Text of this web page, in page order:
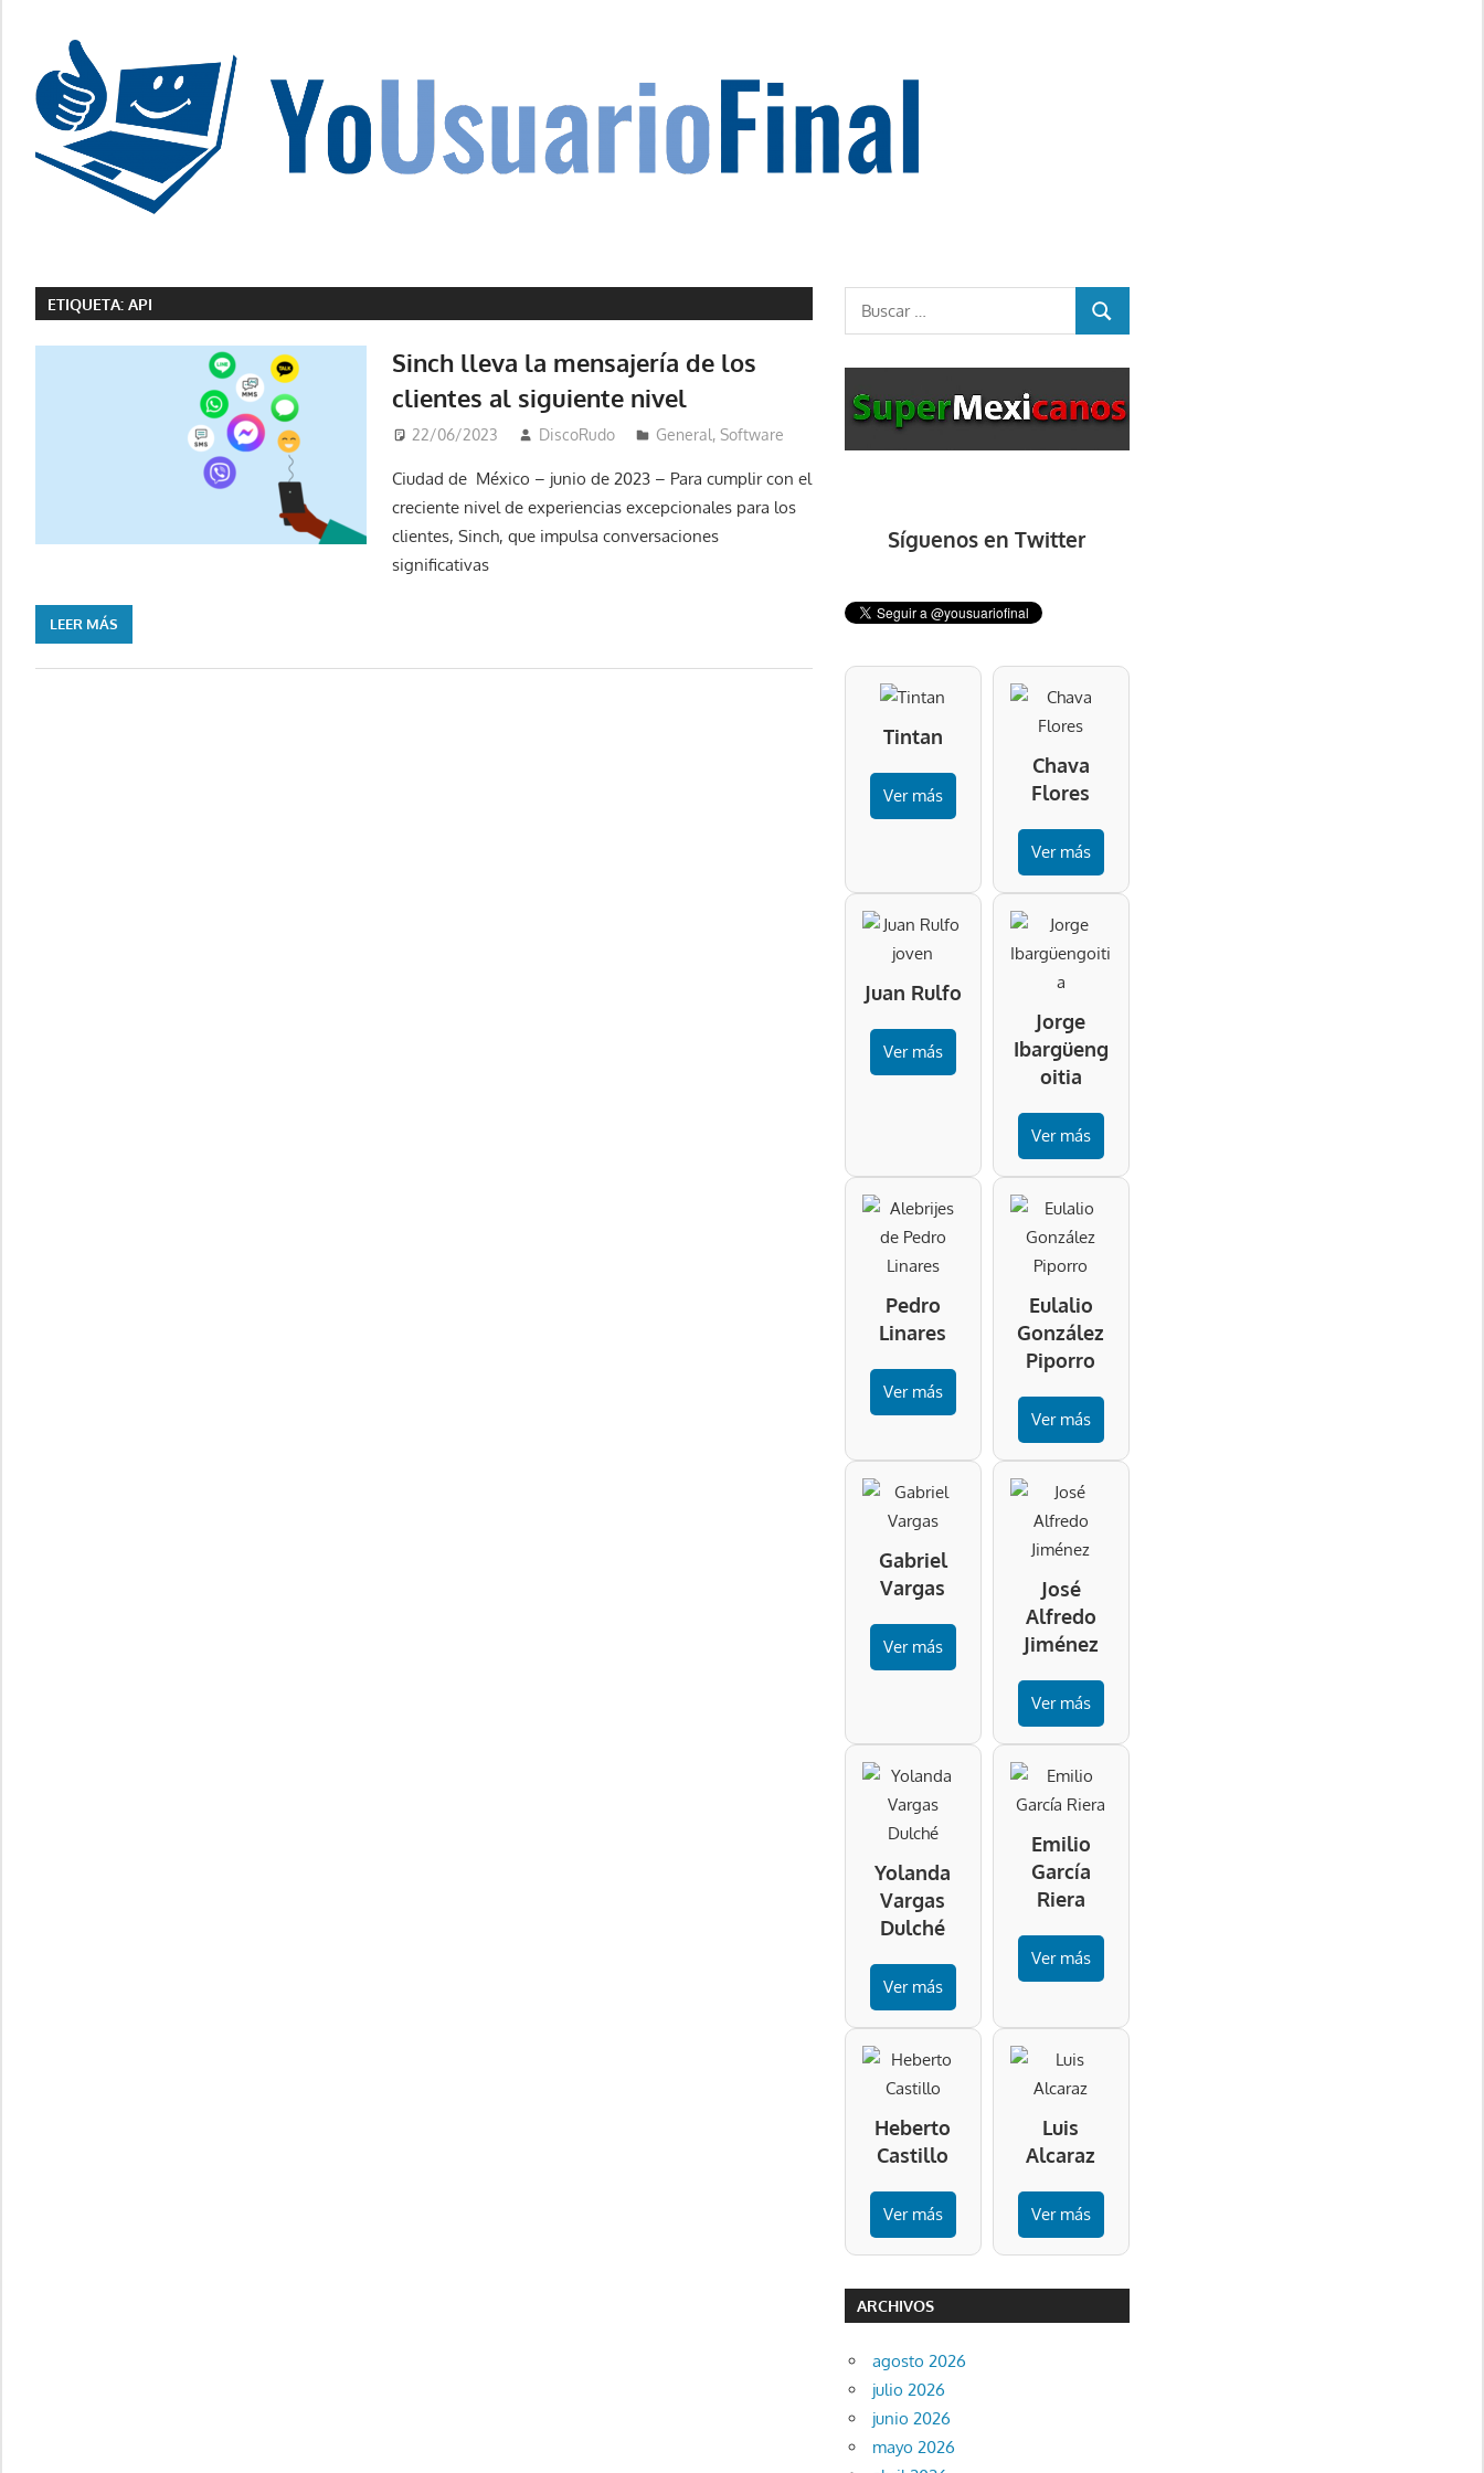
contenido
no
tiene
que
ETIQUETA:API
Sinch lleva la mensajería de los
clientes al siguiente nivel
22/06/2023 DiscoRudo General,Software
Ciudad de México – junio de 2023 – Para cumplir con el
creciente nivel de experiencias excepcionales para los
clientes, Sinch, que impulsa conversaciones
significativas
LEER MÁS
Buscar:
BUSCAR
Síguenos en Twitter
Tintan
Ver más
Chava
Flores
Ver más
Juan Rulfo
Ver más
Jorge
Ibargüeng
oitia
Ver más
Pedro
Linares
Ver más
Eulalio
González
Piporro
Ver más
Gabriel
Vargas
Ver más
José
Alfredo
Jiménez
Ver más
Yolanda
Vargas
Dulché
Ver más
Emilio
García
Riera
Ver más
Heberto
Castillo
Ver más
Luis
Alcaraz
Ver más
ARCHIVOS
agosto 2026
julio 2026
junio 2026
mayo 2026